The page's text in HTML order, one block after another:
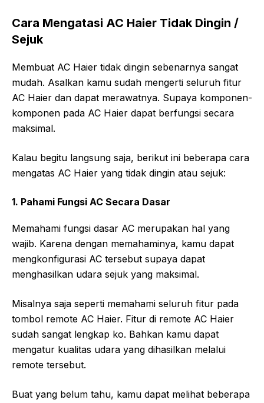
Cara Mengatasi AC Haier Tidak Dingin /
Sejuk
Membuat AC Haier tidak dingin sebenarnya sangat
mudah. Asalkan kamu sudah mengerti seluruh fitur
AC Haier dan dapat merawatnya. Supaya komponen-
komponen pada AC Haier dapat berfungsi secara
maksimal.
Kalau begitu langsung saja, berikut ini beberapa cara
mengatas AC Haier yang tidak dingin atau sejuk:
1. Pahami Fungsi AC Secara Dasar
Memahami fungsi dasar AC merupakan hal yang
wajib. Karena dengan memahaminya, kamu dapat
mengkonfigurasi AC tersebut supaya dapat
menghasilkan udara sejuk yang maksimal.
Misalnya saja seperti memahami seluruh fitur pada
tombol remote AC Haier. Fitur di remote AC Haier
sudah sangat lengkap ko. Bahkan kamu dapat
mengatur kualitas udara yang dihasilkan melalui
remote tersebut.
Buat yang belum tahu, kamu dapat melihat beberapa